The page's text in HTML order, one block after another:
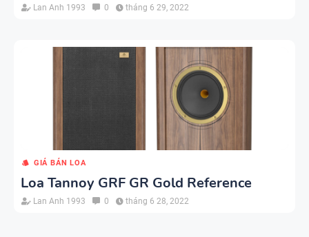
Lan Anh 1993 0 tháng 6 29, 2022
GIÁ BÁN LOA
Loa Tannoy GRF GR Gold Reference
Lan Anh 1993 0 tháng 6 28, 2022